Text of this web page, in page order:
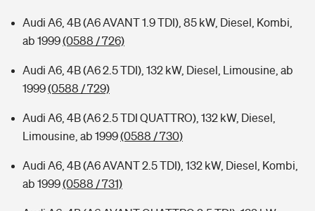
Audi A6, 4B (A6 AVANT 1.9 TDI), 85 kW, Diesel, Kombi,
ab 1999(0588 / 726)
Audi A6, 4B (A6 2.5 TDI), 132 kW, Diesel, Limousine, ab
1999(0588 / 729)
Audi A6, 4B (A6 2.5 TDI QUATTRO), 132 kW, Diesel,
Limousine, ab 1999(0588 / 730)
Audi A6, 4B (A6 AVANT 2.5 TDI), 132 kW, Diesel, Kombi,
ab 1999(0588 / 731)